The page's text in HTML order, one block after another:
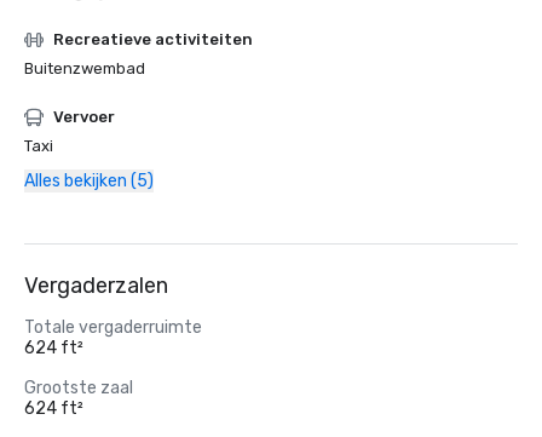
Recreatieve activiteiten
Buitenzwembad
Vervoer
Taxi
Alles bekijken (5)
Vergaderzalen
Totale vergaderruimte
624 ft²
Grootste zaal
624 ft²